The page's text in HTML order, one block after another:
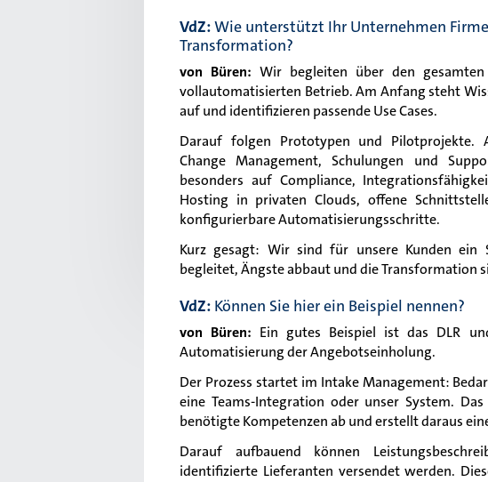
VdZ:Wie unterstützt Ihr Unternehmen
Transformation?
von Büren: Wir begleiten über den
vollautomatisierten Betrieb. Am Anfang steht
auf und identifizieren passende Use Cases.
Darauf folgen Prototypen und Pilotprojekte.
Change Management, Schulungen und
besonders auf Compliance,
Hosting in privaten Clouds, offene
konfigurierbare Automatisierungsschritte.
Kurz gesagt: Wir sind für unsere Kunden
begleitet, Ängste abbaut und die Transformation
VdZ: Können Sie hier ein Beispiel nennen?
von Büren: Ein gutes Beispiel ist das DLR
Automatisierung der Angebotseinholung.
Der Prozess startet im Intake Management:
eine Teams-Integration oder unser System.
benötigte Kompetenzen ab und erstellt daraus
Darauf aufbauend können
identifizierte Lieferanten versendet werden.